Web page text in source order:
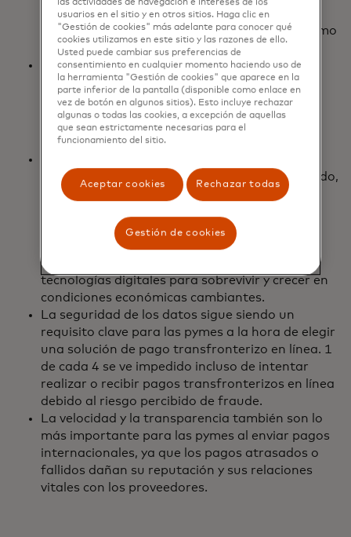
plazo en el bienestar de los consumidores. El
76% no pudo mantener de alguna manera como
resultado de un pago atrasado o fallido.
Las pymes son cada vez más globales, lo que
genera la necesidad de soluciones de pago
transfronterizas rápidas y seguras.
nivel internacional que en 2021. Como resultado,
el 65% tiene la intención de buscar más
mundial para que las operaciones comerciales
sean más estables. Y la mayoría de las pymes
también están aumentando su inversión en
tecnologías digitales para sobrevivir y crecer en
condiciones económicas cambiantes.
La seguridad de los datos sigue siendo un
requisito clave para las pymes a la hora de elegir
una solución de pago transfronterizo en línea. 1
de cada 4 se ve impedido incluso de intentar
realizar o recibir pagos transfronterizos en línea
debido al riesgo percibido de fraude.
La velocidad y la transparencia también son lo
más importante para las pymes al enviar pagos
internacionales, ya que los pagos atrasados o
fallidos dañan su reputación y sus relaciones
vitales con los proveedores.
las actividades de navegación e intereses de los
usuarios en el sitio y en otros sitios. Haga clic en
"Gestión de cookies" más adelante para conocer qué
cookies utilizamos en este sitio y las razones de ello.
Usted puede cambiar sus preferencias de
consentimiento en cualquier momento haciendo uso de
la herramienta "Gestión de cookies" que aparece en la
parte inferior de la pantalla (disponible como enlace en
vez de botón en algunos sitios). Esto incluye rechazar
algunas o todas las cookies, a excepción de aquellas
que sean estrictamente necesarias para el
funcionamiento del sitio.
Aceptar cookies Rechazar todas
Gestión de cookies